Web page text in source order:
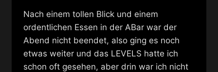
Nach einem tollen Blick und einem
ordentlichen Essen in der ABar war der
Abend nicht beendet, also ging es noch
etwas weiter und das LEVELS hatte ich
schon oft gesehen, aber drin war ich nicht